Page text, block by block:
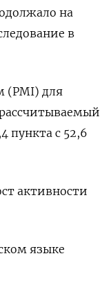
​на
​в
(PMI) для
пункта с 52,6
⁠активности
‌языке